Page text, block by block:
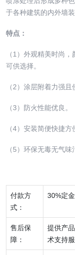
于各种建筑的内外墙
特点：
（1）外观精美时尚
可供选择。
（2）涂层附着力强且
（3）防火性能优良。
（4）安装简便快捷
（5）环保无毒无气
付款方
式：
30%定
售后保
障：
提供产
术支持